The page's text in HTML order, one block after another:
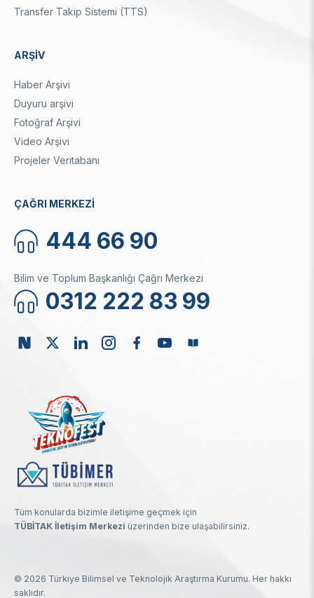
Transfer Takip Sistemi (TTS)
ARŞİV
Haber Arşivi
Duyuru arşivi
Fotoğraf Arşivi
Video Arşivi
Projeler Veritabanı
ÇAĞRI MERKEZİ
444 66 90
Bilim ve Toplum Başkanlığı Çağrı Merkezi
0312 222 83 99
Tüm konularda bizimle iletişime geçmek için
TÜBİTAK İletişim Merkezi üzerinden bize ulaşabilirsiniz.
© 2026 Türkiye Bilimsel ve Teknolojik Araştırma Kurumu. Her hakkı
saklıdır.